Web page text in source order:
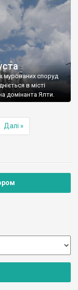
мурованих споруд
в місті
домінанта Ялти.
Далі »